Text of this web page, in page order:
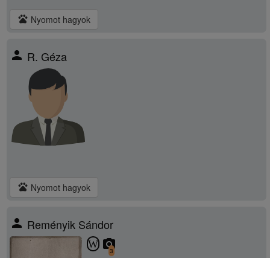
pets Nyomot hagyok
person R. Géza
pets Nyomot hagyok
person Reményik Sándor
W camera_alt
3